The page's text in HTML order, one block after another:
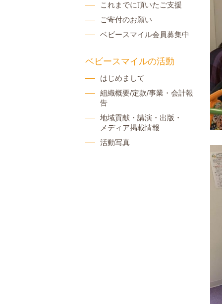
これまでに頂いたご支援
ご寄付のお願い
ベビースマイル会員募集中
ベビースマイルの活動
はじめまして
組織概要/定款/事業・会計報
告
地域貢献・講演・出版・
メディア掲載情報
活動写真